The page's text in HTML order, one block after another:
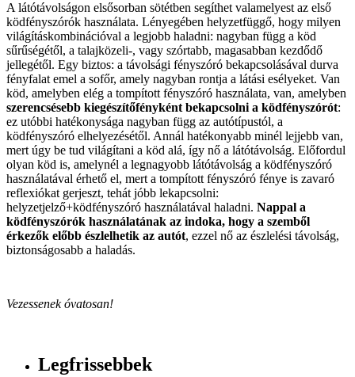
A látótávolságon elsősorban sötétben segíthet valamelyest az első
ködfényszórók használata. Lényegében helyzetfüggő, hogy milyen
világításkombinációval a legjobb haladni: nagyban függ a köd
sűrűségétől, a talajközeli-, vagy szórtabb, magasabban kezdődő
jellegétől. Egy biztos: a távolsági fényszóró bekapcsolásával durva
fényfalat emel a sofőr, amely nagyban rontja a látási esélyeket. Van
köd, amelyben elég a tompított fényszóró használata, van, amelyben
szerencsésebb kiegészítőfényként bekapcsolni a ködfényszórót:
ez utóbbi hatékonysága nagyban függ az autótípustól, a
ködfényszóró elhelyezésétől. Annál hatékonyabb minél lejjebb van,
mert úgy be tud világítani a köd alá, így nő a látótávolság. Előfordul
olyan köd is, amelynél a legnagyobb látótávolság a ködfényszóró
használatával érhető el, mert a tompított fényszóró fénye is zavaró
reflexiókat gerjeszt, tehát jóbb lekapcsolni:
helyzetjelző+ködfényszóró használatával haladni. Nappal a
ködfényszórók használatának az indoka, hogy a szemből
érkezők előbb észlelhetik az autót, ezzel nő az észlelési távolság,
biztonságosabb a haladás.
Vezessenek óvatosan!
Legfrissebbek